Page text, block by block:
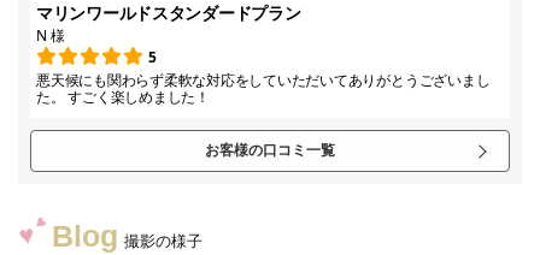
マリンワールドスタンダードプラン
N 様
5
悪天候にも関わらず柔軟な対応をしていただいてありがとうございまし
た。 すごく楽しめました！
お客様の口コミ一覧
Blog 撮影の様子